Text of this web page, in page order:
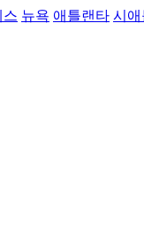
스 뉴욕 애틀랜타 시애